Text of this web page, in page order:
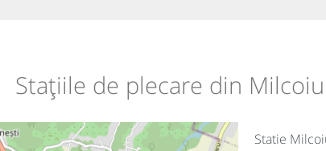
Stațiile de plecare din
Statie